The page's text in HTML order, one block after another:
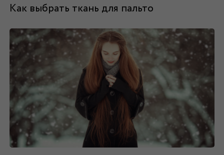
Как выбрать ткань для пальто